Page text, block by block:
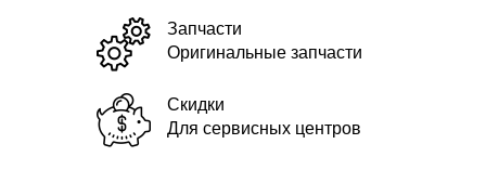
Запчасти
Оригинальные запчасти
Скидки
Для сервисных центров